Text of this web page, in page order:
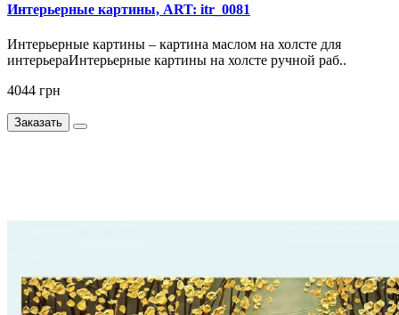
Интерьерные картины, ART: itr_0081
Интерьерные картины – картина маслом на холсте для
интерьераИнтерьерные картины на холсте ручной раб..
4044 грн
Заказать